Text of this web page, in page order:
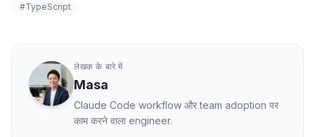
#TypeScript
लेखक के बारे में
Masa
Claude Code workflow और team adoption पर
काम करने वाला engineer.